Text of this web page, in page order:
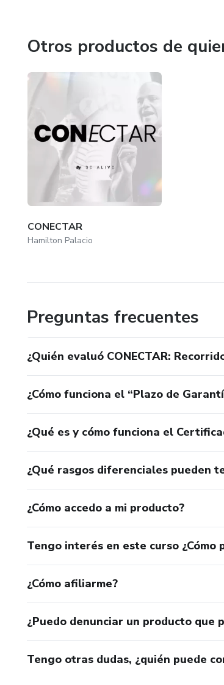
Otros productos de
CONECTAR
Hamilton Palacio
Preguntas frecuentes
¿Quién evaluó CONECTAR:
¿Cómo funciona el “Plazo de
¿Qué es y cómo funciona el
¿Qué rasgos diferenciales pueden
¿Cómo accedo a mi producto?
Tengo interés en este curso ¿Cómo
¿Cómo afiliarme?
¿Puedo denunciar un producto que
Tengo otras dudas, ¿quién puede